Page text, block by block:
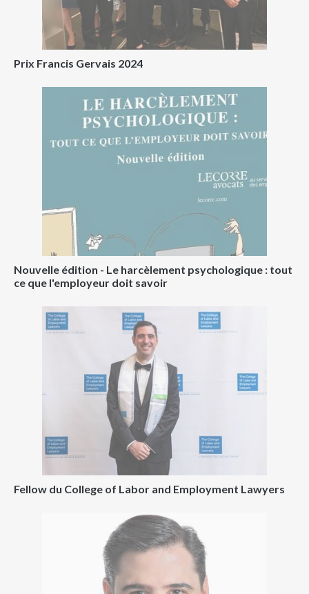
Prix Francis Gervais 2024
Nouvelle édition - Le harcèlement psychologique : tout
ce que l'employeur doit savoir
Fellow du College of Labor and Employment Lawyers